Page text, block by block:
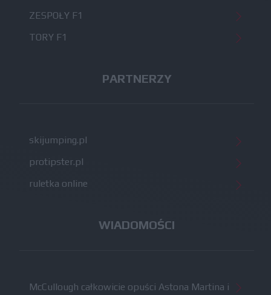
ZESPOŁY F1
TORY F1
PARTNERZY
skijumping.pl
protipster.pl
ruletka online
WIADOMOŚCI
McCullough całkowicie opuści Astona Martina i